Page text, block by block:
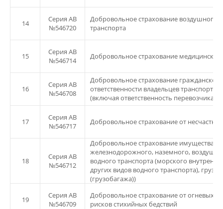
14
Серия АВ
№546720
Добровольное страхование воздушного
транспорта
15
Серия АВ
№546714
Добровольное страхование медицинских
16
Серия АВ
№546708
Добровольное страхование гражданской
ответственности владельцев
(включая ответственность перевозчика)
17
Серия АВ
№546717
Добровольное страхование от
18
Серия АВ
№546712
Добровольное страхование имущества
железнодорожного, наземного,
водного транспорта (морского
других видов водного транспорта),
(грузобагажа))
19
Серия АВ
№546709
Добровольное страхование от огневых
рисков стихийных бедствий